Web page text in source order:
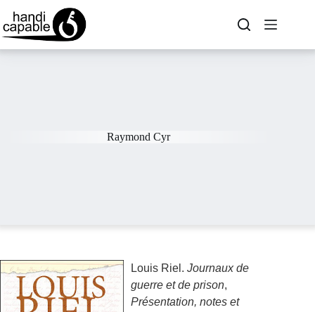
Raymond Cyr
Louis Riel. Journaux de
guerre et de prison,
Présentation, notes et